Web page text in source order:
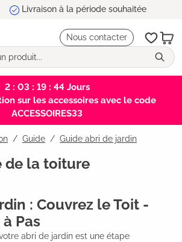
5 ans de garantie
Nous contacter
2 : 03 : 19 : 44Jours
sur les accessoires avec le code
ACCESSOIRES33
/ Guide / Guide abri de jardin
de la toiture
: Couvrez le Toit -
Pas
abri de jardin est une étape